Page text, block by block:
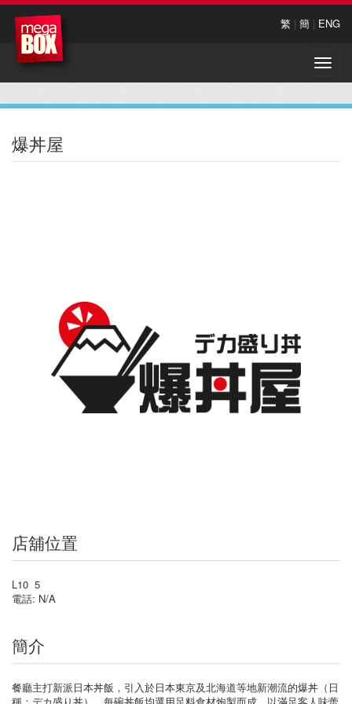
繁 | 簡 | ENG
Toggle
爆丼屋
店舖位置
L10 5
電話: N/A
簡介
餐廳主打新派日本丼飯，引入於日本東京及北海道等地新潮流的爆丼（日